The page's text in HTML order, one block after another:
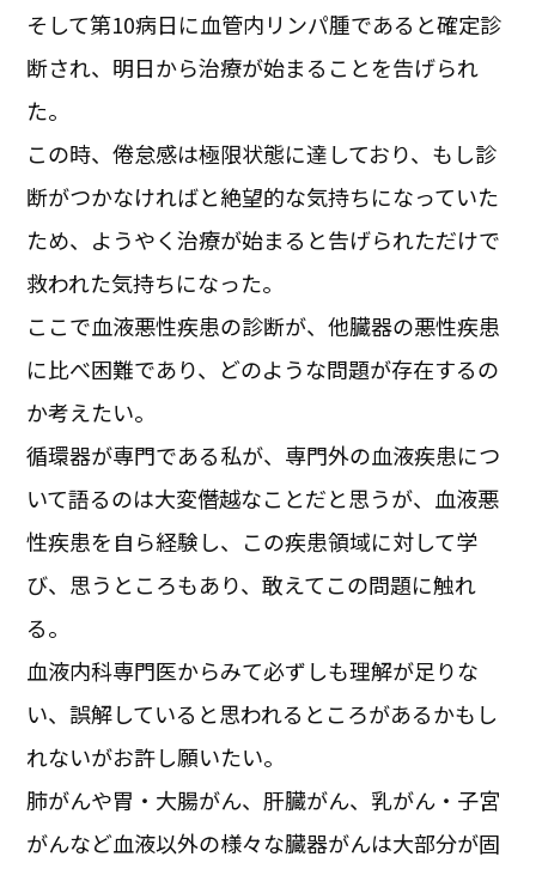
そして第10病日に血管内リンパ腫であると確定診
断され、明日から治療が始まることを告げられ
た。
この時、倦怠感は極限状態に達しており、もし診
断がつかなければと絶望的な気持ちになっていた
ため、ようやく治療が始まると告げられただけで
救われた気持ちになった。
ここで血液悪性疾患の診断が、他臓器の悪性疾患
に比べ困難であり、どのような問題が存在するの
か考えたい。
循環器が専門である私が、専門外の血液疾患につ
いて語るのは大変僭越なことだと思うが、血液悪
性疾患を自ら経験し、この疾患領域に対して学
び、思うところもあり、敢えてこの問題に触れ
る。
血液内科専門医からみて必ずしも理解が足りな
い、誤解していると思われるところがあるかもし
れないがお許し願いたい。
肺がんや胃・大腸がん、肝臓がん、乳がん・子宮
がんなど血液以外の様々な臓器がんは大部分が固